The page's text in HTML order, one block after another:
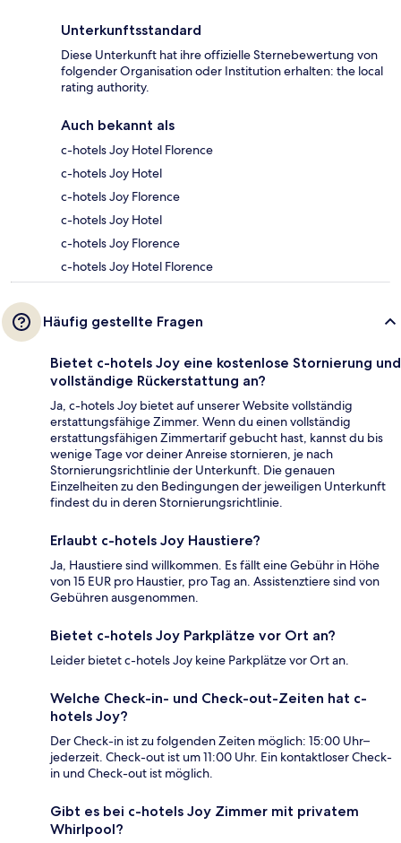
Unterkunftsstandard
Diese Unterkunft hat ihre offizielle Sternebewertung von
folgender Organisation oder Institution erhalten: the local
rating authority.
Auch bekannt als
c-hotels Joy Hotel Florence
c-hotels Joy Hotel
c-hotels Joy Florence
c-hotels Joy Hotel
c-hotels Joy Florence
c-hotels Joy Hotel Florence
Häufig gestellte Fragen
Bietet c-hotels Joy eine kostenlose Stornierung und
vollständige Rückerstattung an?
Ja, c-hotels Joy bietet auf unserer Website vollständig
erstattungsfähige Zimmer. Wenn du einen vollständig
erstattungsfähigen Zimmertarif gebucht hast, kannst du bis
wenige Tage vor deiner Anreise stornieren, je nach
Stornierungsrichtlinie der Unterkunft. Die genauen
Einzelheiten zu den Bedingungen der jeweiligen Unterkunft
findest du in deren Stornierungsrichtlinie.
Erlaubt c-hotels Joy Haustiere?
Ja, Haustiere sind willkommen. Es fällt eine Gebühr in Höhe
von 15 EUR pro Haustier, pro Tag an. Assistenztiere sind von
Gebühren ausgenommen.
Bietet c-hotels Joy Parkplätze vor Ort an?
Leider bietet c-hotels Joy keine Parkplätze vor Ort an.
Welche Check-in- und Check-out-Zeiten hat c-
hotels Joy?
Der Check-in ist zu folgenden Zeiten möglich: 15:00 Uhr–
jederzeit. Check-out ist um 11:00 Uhr. Ein kontaktloser Check-
in und Check-out ist möglich.
Gibt es bei c-hotels Joy Zimmer mit privatem
Whirlpool?